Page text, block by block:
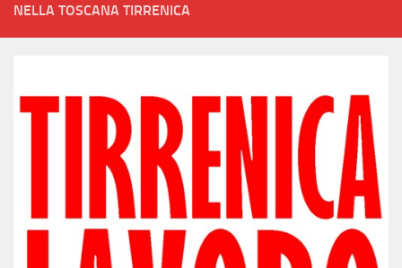
NELLA TOSCANA TIRRENICA